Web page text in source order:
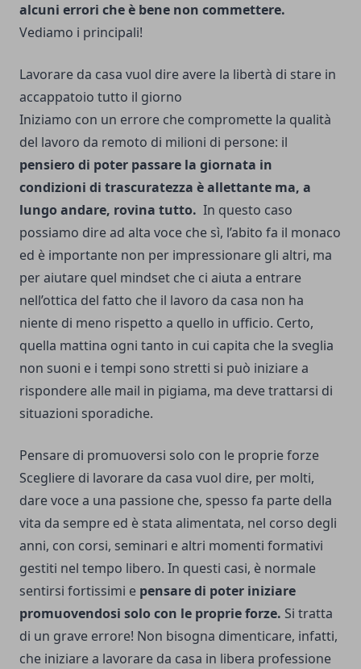
alcuni errori che è bene non commettere.
Vediamo i principali!
Lavorare da casa vuol dire avere la libertà di stare in
accappatoio tutto il giorno
Iniziamo con un errore che compromette la qualità
del lavoro da remoto di milioni di persone: il
pensiero di poter passare la giornata in
condizioni di trascuratezza è allettante ma, a
lungo andare, rovina tutto. In questo caso
possiamo dire ad alta voce che sì, l’abito fa il monaco
ed è importante non per impressionare gli altri, ma
per aiutare quel mindset che ci aiuta a entrare
nell’ottica del fatto che il lavoro da casa non ha
niente di meno rispetto a quello in ufficio. Certo,
quella mattina ogni tanto in cui capita che la sveglia
non suoni e i tempi sono stretti si può iniziare a
rispondere alle mail in pigiama, ma deve trattarsi di
situazioni sporadiche.
Pensare di promuoversi solo con le proprie forze
Scegliere di lavorare da casa vuol dire, per molti,
dare voce a una passione che, spesso fa parte della
vita da sempre ed è stata alimentata, nel corso degli
anni, con corsi, seminari e altri momenti formativi
gestiti nel tempo libero. In questi casi, è normale
sentirsi fortissimi e pensare di poter iniziare
promuovendosi solo con le proprie forze. Si tratta
di un grave errore! Non bisogna dimenticare, infatti,
che iniziare a lavorare da casa in libera professione